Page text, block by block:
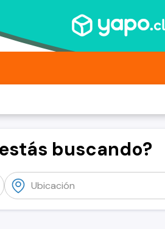
buscando?